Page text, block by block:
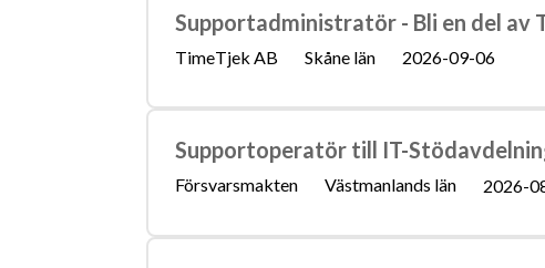
Supportadministratör - Bli en del av
TimeTjek AB Skåne län 2026-09-06
Supportoperatör till IT-
Försvarsmakten Västmanlands län 2026-